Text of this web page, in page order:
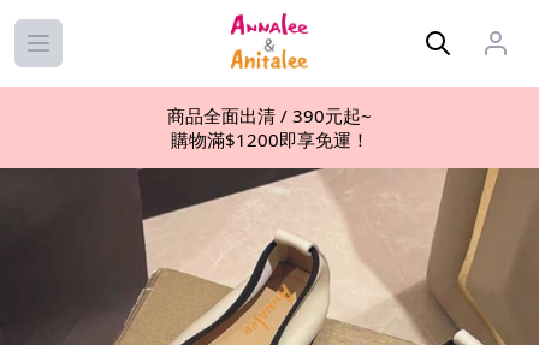
Open main menu
商品全面出清 / 390元起~
購物滿$1200即享免運！